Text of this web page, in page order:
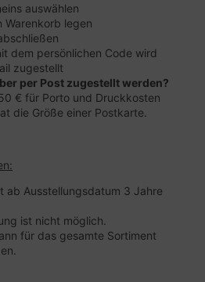
auswählen
Warenkorb legen
dem persönlichen Code wird
zugestellt
per Post zugestellt werden?
€ für Porto und Druckkosten
die Größe einer Postkarte.
ab Ausstellungsdatum 3 Jahre
ist nicht möglich.
für das gesamte Sortiment